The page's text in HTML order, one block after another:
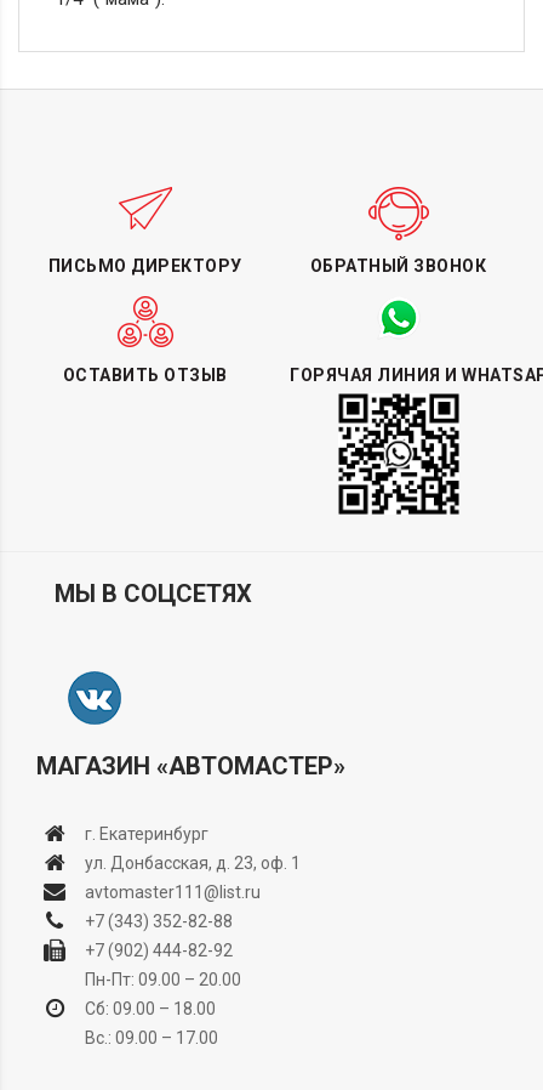
ПИСЬМО ДИРЕКТОРУ ОБРАТНЫЙ ЗВОНОК
ОСТАВИТЬ ОТЗЫВ ГОРЯЧАЯ ЛИНИЯ И
МЫ В СОЦСЕТЯХ
МАГАЗИН «АВТОМАСТЕР»
г. Екатеринбург
ул. Донбасская, д. 23, оф. 1
avtomaster111@list.ru
+7 (343) 352-82-88
+7 (902) 444-82-92
Пн-Пт: 09.00 – 20.00
Сб: 09.00 – 18.00
Вс.: 09.00 – 17.00